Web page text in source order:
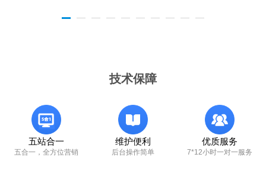
技术保障
五站合一
五合一，全方位营销
维护便利
后台操作简单
优质服务
7*12小时一对一服务